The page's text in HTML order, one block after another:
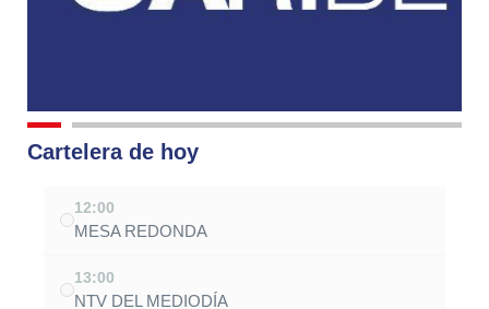
Cartelera de hoy
12:00
MESA REDONDA
13:00
NTV DEL MEDIODÍA